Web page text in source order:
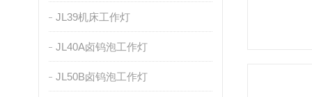
JL39机床工作灯
JL40A卤钨泡工作灯
JL50B卤钨泡工作灯